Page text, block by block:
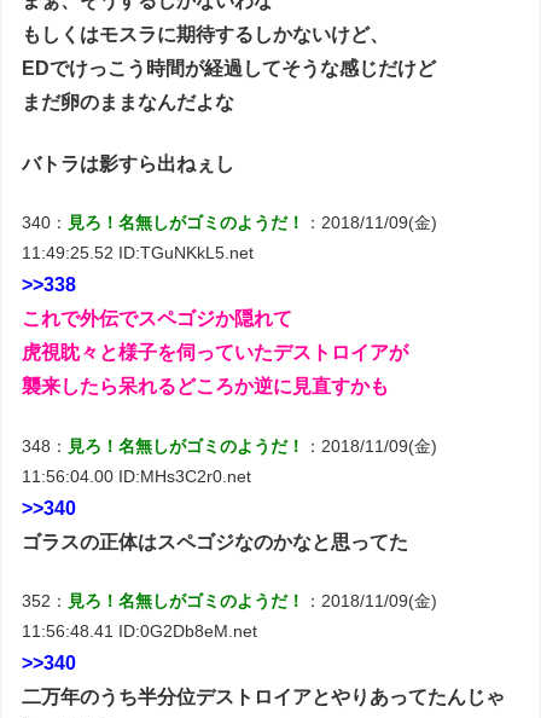
もしくはモスラに期待するしかないけど、
EDでけっこう時間が経過してそうな感じだけど
まだ卵のままなんだよな
バトラは影すら出ねぇし
340： 見ろ！名無しがゴミのようだ！
：2018/11/09(金)
11:49:25.52 ID:TGuNKkL5.net
>>338
これで外伝でスペゴジか隠れて
虎視眈々と様子を伺っていたデストロイアが
襲来したら呆れるどころか逆に見直すかも
348： 見ろ！名無しがゴミのようだ！
：2018/11/09(金)
11:56:04.00 ID:MHs3C2r0.net
>>340
ゴラスの正体はスペゴジなのかなと思ってた
352： 見ろ！名無しがゴミのようだ！
：2018/11/09(金)
11:56:48.41 ID:0G2Db8eM.net
>>340
二万年のうち半分位デストロイアとやりあってたんじゃ